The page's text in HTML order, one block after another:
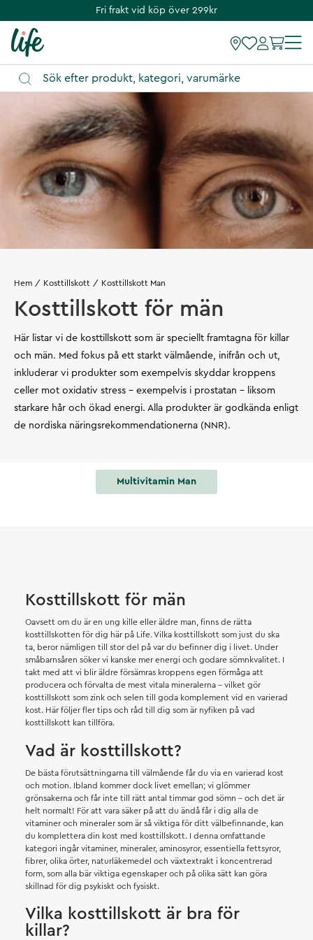
Fri frakt vid köp över 299kr
Hem Kosttillskott Kosttillskott Man
Kosttillskott för män
Här listar vi de kosttillskott som är speciellt framtagna för killar
och män. Med fokus på ett starkt välmående, inifrån och ut,
inkluderar vi produkter som exempelvis skyddar kroppens
celler mot oxidativ stress – exempelvis i prostatan – liksom
starkare hår och ökad energi. Alla produkter är godkända enligt
de nordiska näringsrekommendationerna (NNR).
Multivitamin Man
Kosttillskott för män
Oavsett om du är en ung kille eller äldre man, finns de rätta
kosttillskotten för dig här på Life. Vilka kosttillskott som just du ska
ta, beror nämligen till stor del på var du befinner dig i livet. Under
småbarnsåren söker vi kanske mer energi och godare sömnkvalitet. I
takt med att vi blir äldre försämras kroppens egen förmåga att
producera och förvalta de mest vitala mineralerna – vilket gör
kosttillskott som zink och selen till goda komplement vid en varierad
kost. Här följer fler tips och råd till dig som är nyfiken på vad
kosttillskott kan tillföra.
Vad är kosttillskott?
De bästa förutsättningarna till välmående får du via en varierad kost
och motion. Ibland kommer dock livet emellan; vi glömmer
grönsakerna och får inte till rätt antal timmar god sömn – och det är
helt normalt! För att vara säker på att du ändå får i dig alla de
vitaminer och mineraler som är så viktiga för ditt välbefinnande, kan
du komplettera din kost med kosttillskott. I denna omfattande
kategori ingår vitaminer, mineraler, aminosyror, essentiella fettsyror,
fibrer, olika örter, naturläkemedel och växtextrakt i koncentrerad
form, som alla bär viktiga egenskaper och på olika sätt kan göra
skillnad för dig psykiskt och fysiskt.
Vilka kosttillskott är bra för
killar?